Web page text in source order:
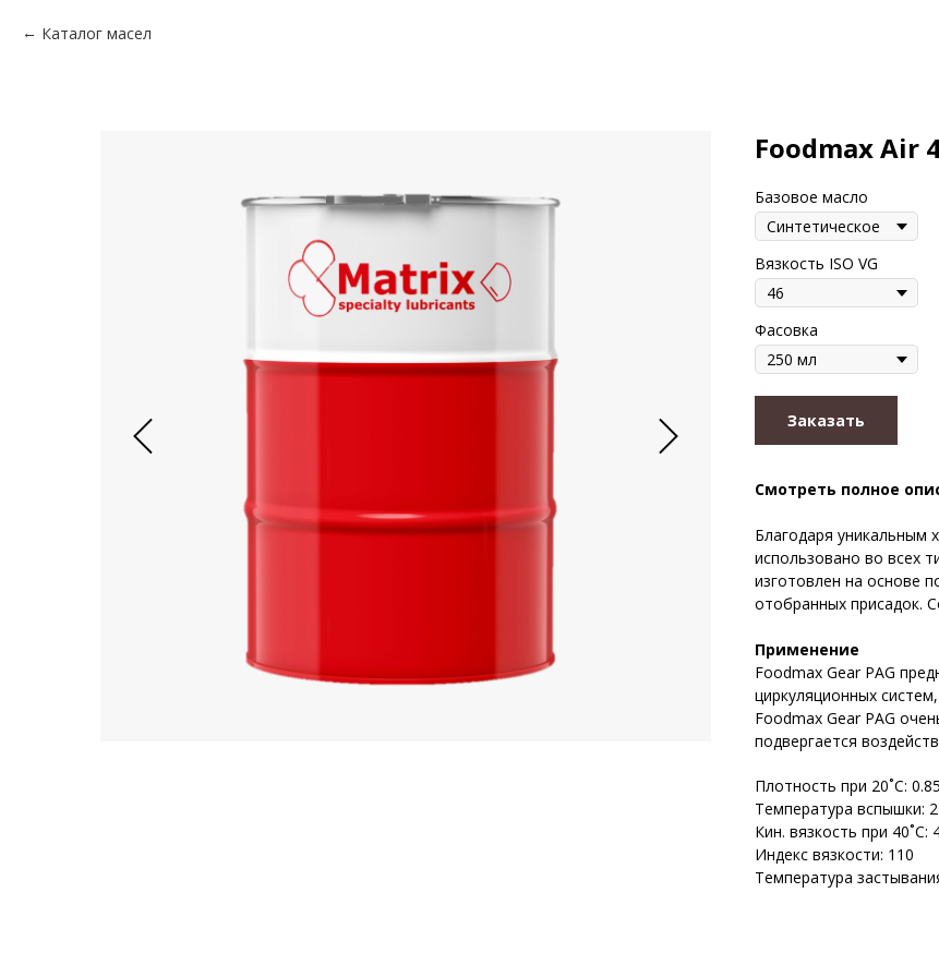
Каталог масел
Foodmax Air
Базовое масло
Вязкость ISO VG
Фасовка
Заказать
Смотреть полное
Благодаря уникальным
использовано во всех
изготовлен на основе
отобранных присадок.
Применение
Foodmax Gear PAG
циркуляционных
Foodmax Gear PAG
подвергается
Плотность при 20˚С:
Температура вспышки:
Кин. вязкость при 40˚С:
Индекс вязкости: 110
Температура